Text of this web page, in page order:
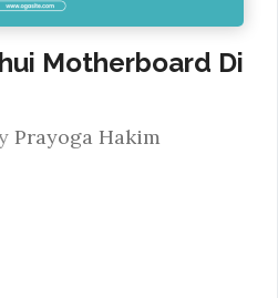
Motherboard Di
Prayoga Hakim